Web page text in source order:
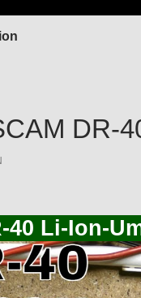
DR-
40 Li-Ion-